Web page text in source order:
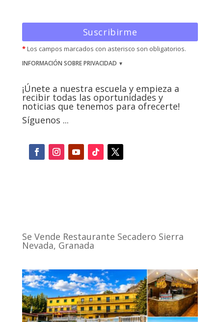
*Los campos marcados con asterisco son obligatorios.
INFORMACIÓN SOBRE PRIVACIDAD
¡Únete a nuestra escuela y empieza a
recibir todas las oportunidades y
noticias que tenemos para ofrecerte!
Síguenos ...
Se Vende Restaurante Secadero Sierra
Nevada, Granada